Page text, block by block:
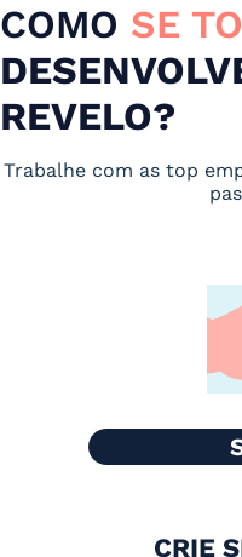
COMO SE
REVELO?
Trabalhe com as top
CRIE